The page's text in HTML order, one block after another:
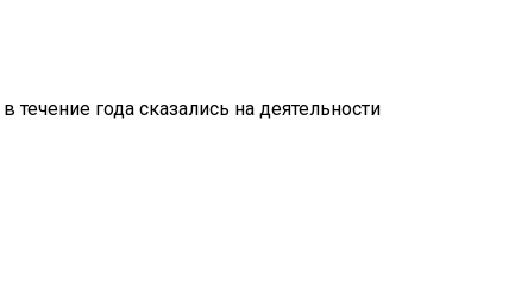
в течение года сказались на деятельности